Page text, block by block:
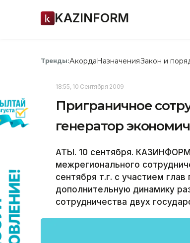
KAZINFORM
Тренды:АкордаНазначенияЗакон и
18:55, 10 Сентября 2009
Приграничное
генератор
АТЫ. 10 сентября.
межрегионального
сентября т.г. с участием
дополнительную динамику
сотрудничества двух